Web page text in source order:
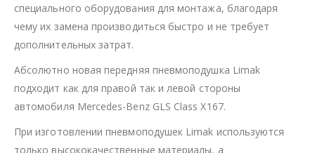
специального оборудования для монтажа, благодаря
чему их замена производиться быстро и не требует
дополнительных затрат.
Абсолютно новая передняя пневмоподушка Limak
подходит как для правой так и левой стороны
автомобиля Mercedes-Benz GLS Class X167.
При изготовлении пневмоподушек Limak используются
только высококачественные материалы, а